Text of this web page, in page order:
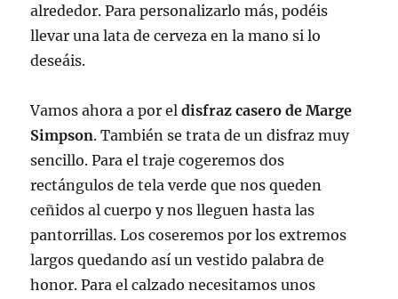
alrededor. Para personalizarlo más, podéis
llevar una lata de cerveza en la mano si lo
deseáis.
Vamos ahora a por eldisfraz casero de Marge
Simpson. También se trata de un disfraz muy
sencillo. Para el traje cogeremos dos
rectángulos de tela verde que nos queden
ceñidos al cuerpo y nos lleguen hasta las
pantorrillas. Los coseremos por los extremos
largos quedando así un vestido palabra de
honor. Para el calzado necesitamos unos